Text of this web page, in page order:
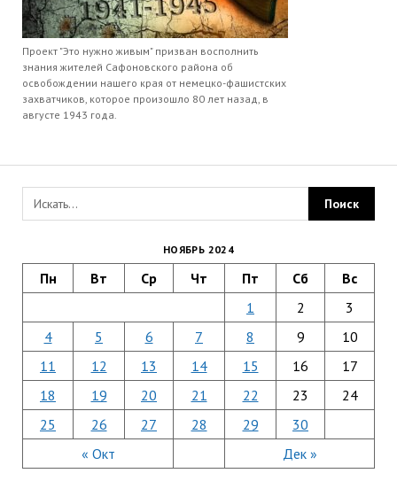
Проект "Это нужно живым" призван восполнить
знания жителей Сафоновского района об
освобождении нашего края от немецко-фашистских
захватчиков, которое произошло 80 лет назад, в
августе 1943 года.
НОЯБРЬ 2024
Пн Вт Ср Чт Пт Сб Вс
« Окт Дек »
1 2
3
4
5 6 7 8 9
10
11
12 13 14 15 16
17
18
19 20 21 22 23
24
25
26 27 28 29 30